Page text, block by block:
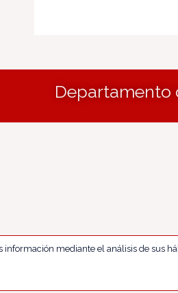
Departamento
mediante el análisis de sus